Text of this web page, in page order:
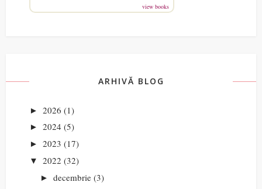
view books
ARHIVĂ BLOG
► 2026 (1)
► 2024 (5)
► 2023 (17)
▼ 2022 (32)
► decembrie (3)